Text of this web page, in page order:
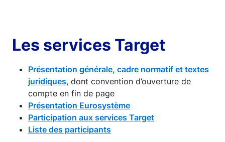
Les services Target
Présentation générale, cadre normatif et textes
juridiques, dont convention d’ouverture de
compte en fin de page
Présentation Eurosystème
Participation aux services Target
Liste des participants